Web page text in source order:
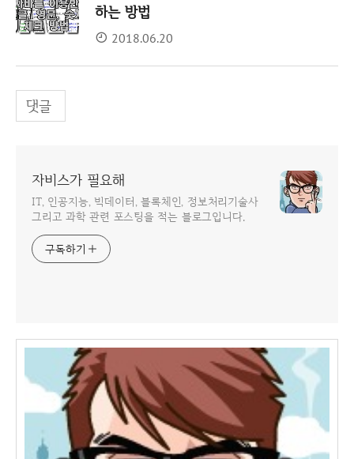
하는 방법
2018.06.20
댓글
자비스가 필요해
IT, 인공지능, 빅데이터, 블록체인, 정보처리기술사
그리고 과학 관련 포스팅을 적는 블로그입니다.
구독하기